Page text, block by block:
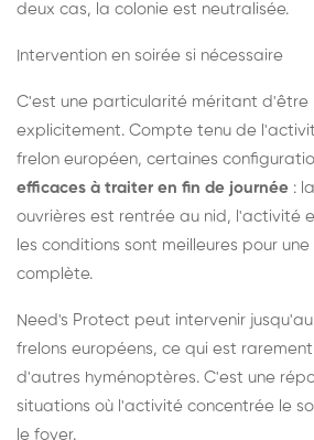
deux cas, la colonie est neutralisée.
Intervention en soirée si nécessaire
C'est une particularité méritant d'être
explicitement. Compte tenu de
frelon européen, certaines
efficaces à traiter en fin de journée :
ouvrières est rentrée au nid, l'activité
les conditions sont meilleures pour
complète.
Need's Protect peut intervenir
frelons européens, ce qui est
d'autres hyménoptères. C'est une
situations où l'activité concentrée le
le foyer.